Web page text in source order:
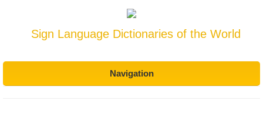
Sign Language Dictionaries of the World
Navigation